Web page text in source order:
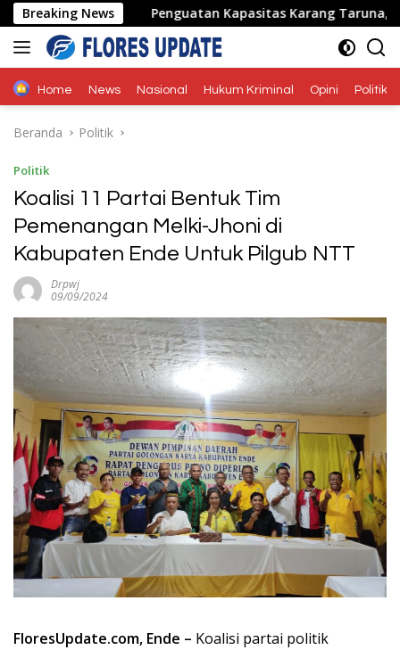
Langsung
ke
konten
Breaking NewsPenguatan Kapasitas Karang Taruna, Dosen
Home News Nasional Hukum Kriminal Opini Politik
Beranda Politik
Politik
Koalisi 11 Partai Bentuk Tim
Pemenangan Melki-Jhoni di
Kabupaten Ende Untuk Pilgub NTT
Drpwj
09/09/2024
FloresUpdate.com, Ende – Koalisi partai politik